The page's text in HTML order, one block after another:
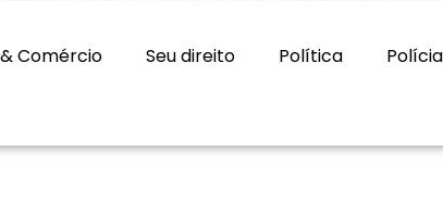
Comércio Seu direito Política Polícia